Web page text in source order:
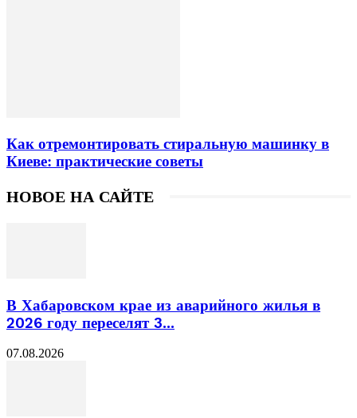
Как отремонтировать стиральную машинку в
Киеве: практические советы
НОВОЕ НА САЙТЕ
В Хабаровском крае из аварийного жилья в
2026 году переселят 3...
07.08.2026